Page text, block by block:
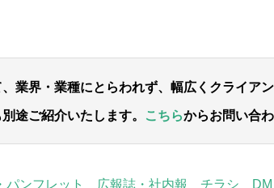
業界・業種にとらわれず、幅広くクライア
途ご紹介いたします。 こちらからお問い合
パンフレット 広報誌・社内報 チラシ DM